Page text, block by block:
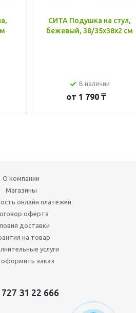
СИТА Подушка на стул,
бежевый, 38/35x38x2 см
В наличии
от 1 790 ₸
О компании
Магазины
онлайн платежей
оферта
доставки
на товар
услуги
оформить заказ
727 31 22 666